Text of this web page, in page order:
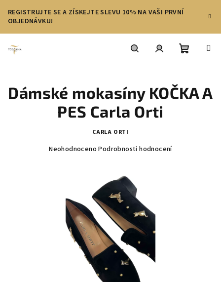
obsah
REGISTRUJTE SE A ZÍSKEJTE SLEVU 10% NA VAŠI PRVNÍ
OBJEDNÁVKU!
košík
Dámské mokasíny KOČKA A
PES Carla Orti
CARLA ORTI
Neohodnoceno Podrobnosti hodnocení